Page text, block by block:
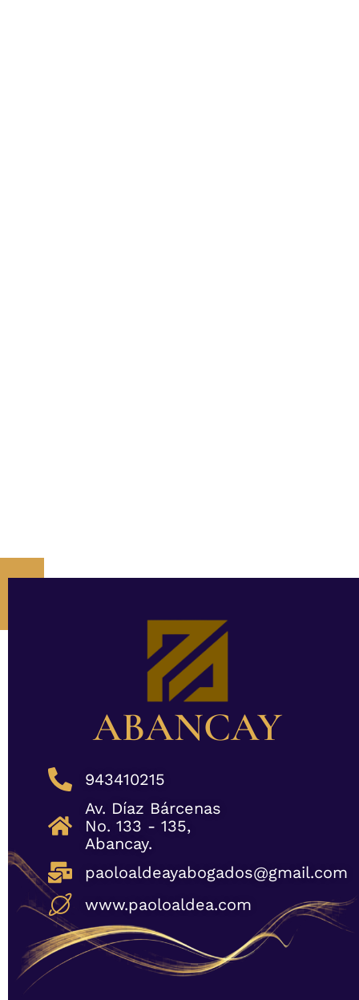
ABANCAY
943410215
Av. Díaz Bárcenas
No. 133 - 135,
Abancay.
paoloaldeayabogados@gmail.com​
www.paoloaldea.com